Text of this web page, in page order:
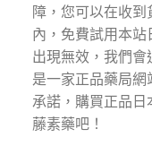
障，您可以在收到
內，免費試用本站
出現無效，我們會
是一家正品藥局網
承諾，購買正品日
藤素藥吧！